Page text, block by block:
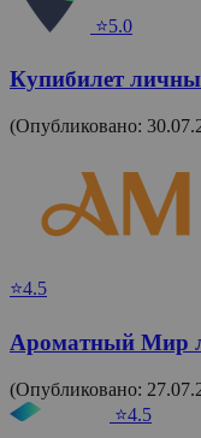
⭐5.0
Купибилет
(Опубликовано:
⭐4.5
Ароматный Мир
(Опубликовано:
⭐4.5